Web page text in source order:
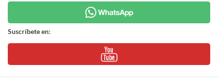
Suscríbete en: